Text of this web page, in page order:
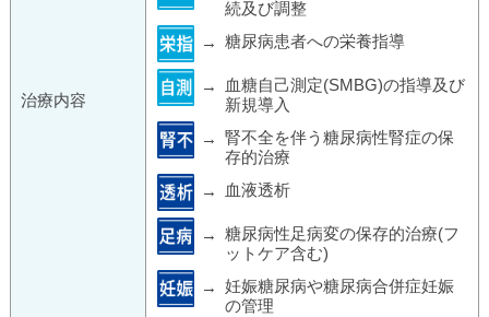
治療内容
続及び調整
糖尿病患者への栄養指導
血糖自己測定(SMBG)の指導及び
新規導入
腎不全を伴う糖尿病性腎症の保
存的治療
血液透析
糖尿病性足病変の保存的治療(フ
ットケア含む)
妊娠糖尿病や糖尿病合併症妊娠
の管理